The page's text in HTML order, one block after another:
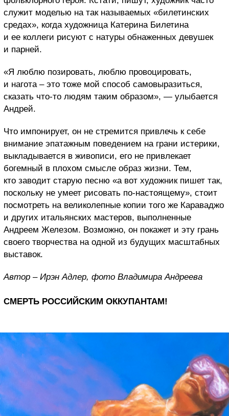
служит моделью на так называемых «билетинских
средах», когда художница Катерина Билетина
и ее коллеги рисуют с натуры обнаженных девушек
и парней.
«Я люблю позировать, люблю провоцировать,
и нагота – это тоже мой способ самовыразиться,
сказать что-то людям таким образом», — улыбается
Андрей.
Что импонирует, он не стремится привлечь к себе
внимание эпатажным поведением на грани истерики,
выкладывается в живописи, его не привлекает
богемный в плохом смысле образ жизни. Тем,
кто заводит старую песню «а вот художник пишет так,
поскольку не умеет рисовать по-настоящему», стоит
посмотреть на великолепные копии того же Караваджо
и других итальянских мастеров, выполненные
Андреем Железом. Возможно, он покажет и эту грань
своего творчества на одной из будущих масштабных
выставок.
Автор – Ирэн Адлер, фото Владимира Андреева
СМЕРТЬ РОССИЙСКИМ ОККУПАНТАМ!